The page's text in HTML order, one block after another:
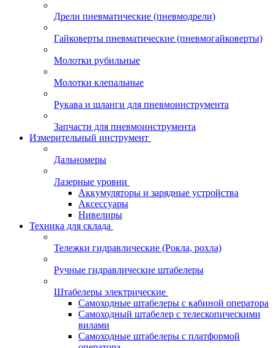
Дрели пневматические (пневмодрели)
Гайковерты пневматические (пневмогайковерты)
Молотки рубильные
Молотки клепальные
Рукава и шланги для пневмоинструмента
Запчасти для пневмоинструмента
Измерительный инструмент
Дальномеры
Лазерные уровни
Аккумуляторы и зарядные устройства
Аксессуары
Нивелиры
Техника для склада
Тележки гидравлические (Рокла, рохла)
Ручные гидравлические штабелеры
Штабелеры электрические
Самоходные штабелеры с кабиной оператора
Самоходный штабелер с телескопическими
вилами
Самоходные штабелеры с платформой